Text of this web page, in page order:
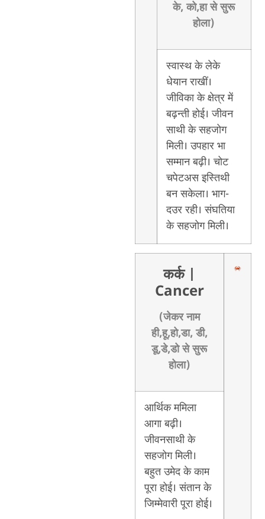
के, को,हा से सुरू
होला)
स्वास्थ के लेके
धेयान राखीं।
जीविका के क्षेत्र में
बढ़न्ती होई। जीवन
साथी के सहजोग
मिली। उपहार भा
सम्मान बढ़ी। चोट
चपेटअस इस्तिथी
बन सकेला। भाग-
दउर रही। संघतिया
के सहजोग मिली।
कर्क
Cancer
(जेकर नाम
ही,हू,हो,डा, डी,
डू,डे,डो से सुरू
होला)
आर्थिक ममिला
आगा बढ़ी।
जीवनसाथी के
सहजोग मिली।
बहुत उमेद के काम
पूरा होई। संतान के
जिम्मेवारी पूरा होई।